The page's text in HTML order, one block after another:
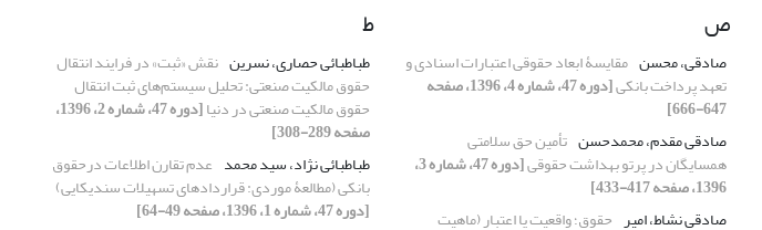
ص
صادقی، محسن مقایسۀ ابعاد حقوقی اعتبارات اسنادی و
تعهد پرداخت بانکی [دوره 47، شماره 4، 1396، صفحه
647-666]
صادقی مقدم، محمدحسن تأمین حق سلامتی
همسایگان در پرتو بهداشت حقوقی [دوره 47، شماره 3،
1396، صفحه 417-433]
صادقی نشاط، امیر حقوق؛ واقعیت یا اعتبار (ماهیت
ط
طباطبائی حصاری، نسرین نقش «ثبت» در فرایند انتقال
حقوق مالکیت صنعتی: تحلیل سیستم‌های ثبت انتقال
حقوق مالکیت صنعتی در دنیا [دوره 47، شماره 2، 1396،
صفحه 289-308]
طباطبائی نژاد، سید محمد عدم تقارن اطلاعات درحقوق
بانکی (مطالعۀ موردی: قراردادهای تسهیلات سندیکایی)
[دوره 47، شماره 1، 1396، صفحه 49-64]